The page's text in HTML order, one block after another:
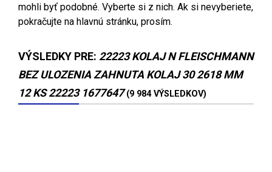
mohli byť podobné. Vyberte si z nich. Ak si nevyberiete,
pokračujte na hlavnú stránku, prosím.
VÝSLEDKY PRE: 22223 KOLAJ N FLEISCHMANN
BEZ ULOZENIA ZAHNUTA KOLAJ 30 2618 MM
12 KS 22223 1677647 (9 984 VÝSLEDKOV)